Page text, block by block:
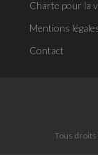
Charte pour la
Mentions
Contact
Tous